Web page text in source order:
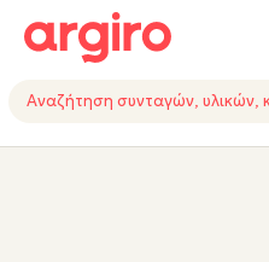
ΥΛΙΚΑΕΚΤΕΛΕΣΗΕΞΟΠΛΙΣΜΟΣ